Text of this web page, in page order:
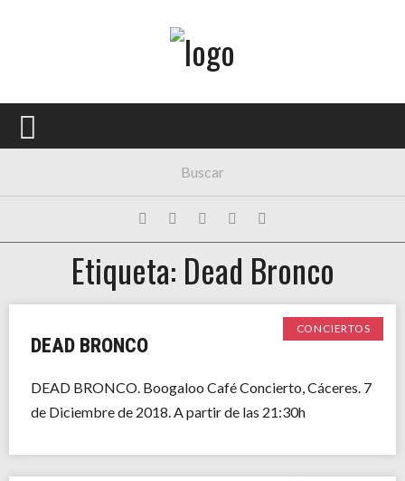
PORTADA
FESTIVALES
EXPOSICIONES
HISTORIAS
Etiqueta: Dead Bronco
CONCIERTOS
DEAD BRONCO
DEAD BRONCO. Boogaloo Café Concierto, Cáceres. 7
de Diciembre de 2018. A partir de las 21:30h